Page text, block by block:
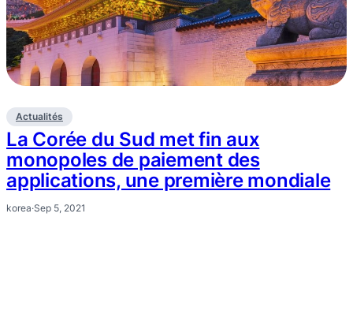
Actualités
La Corée du Sud met fin aux
monopoles de paiement des
applications, une première mondiale
korea·Sep 5, 2021